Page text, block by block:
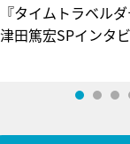
『タイムトラベル
津田篤宏SPイ